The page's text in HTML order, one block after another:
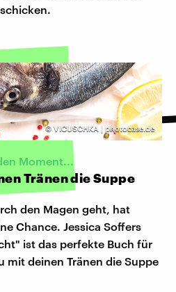
© VICUSCHKA | photocase.de
Moment...
Tränen die Suppe
den Magen geht, hat
Chance. Jessica Soffers
ist das perfekte Buch für
mit deinen Tränen die Suppe